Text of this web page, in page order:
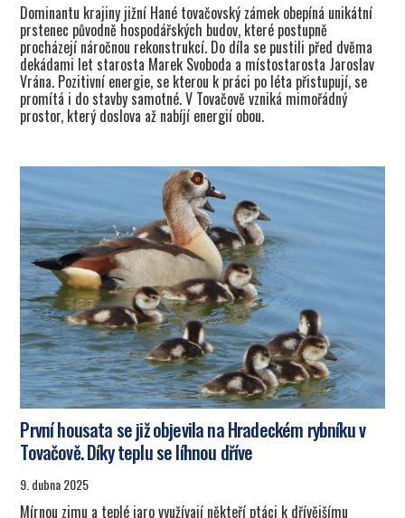
Dominantu krajiny jižní Hané tovačovský zámek obepíná unikátní
prstenec původně hospodářských budov, které postupně
procházejí náročnou rekonstrukcí. Do díla se pustili před dvěma
dekádami let starosta Marek Svoboda a místostarosta Jaroslav
Vrána. Pozitivní energie, se kterou k práci po léta přistupují, se
promítá i do stavby samotné. V Tovačově vzniká mimořádný
prostor, který doslova až nabíjí energií obou.
První housata se již objevila na Hradeckém rybníku v
Tovačově. Díky teplu se líhnou dříve
9. dubna 2025
Mírnou zimu a teplé jaro využívají někteří ptáci k dřívějšímu